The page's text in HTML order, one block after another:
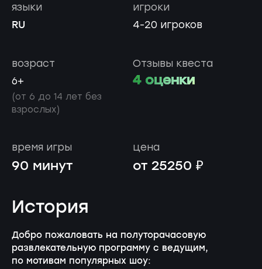
игроки
4-20 игроков
языки
RU
возраст
6+
(от 6 до 14 лет без
взрослых)
Отзывы квеста
4 оценки
время игры
90 минут
цена
от 25250 ₽
История
Добро пожаловать на полуторачасовую
развлекательную программу с ведущим,
по мотивам популярных шоу: